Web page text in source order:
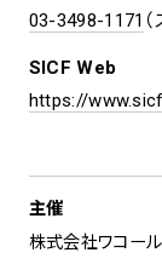
03-3498-1171
SICF Web
https://
主催
株式会社ワコー